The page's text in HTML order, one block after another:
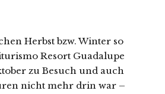
Herbst bzw. Winter so
Resort Guadalupe
zu Besuch und auch
nicht mehr drin war –